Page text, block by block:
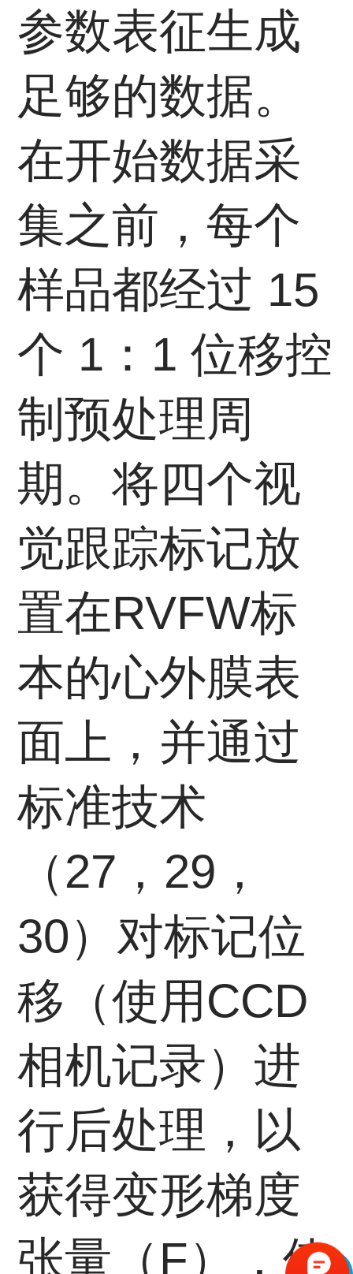
参数表征生成
足够的数据。
在开始数据采
集之前，每个
样品都经过 15
个 1：1 位移控
制预处理周
期。将四个视
觉跟踪标记放
置在RVFW标
本的心外膜表
面上，并通过
标准技术
（27，29，
30）对标记位
移（使用CCD
相机记录）进
行后处理，以
获得变形梯度
张量（F），使